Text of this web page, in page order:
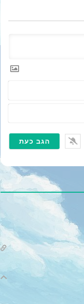
ם
*א
י
ל